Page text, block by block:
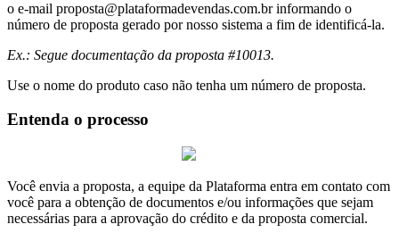
o e-mail proposta@plataformadevendas.com.brinformando o
número de proposta gerado por nosso sistema a fim de identificá-la.
Ex.: Segue documentação da proposta #10013.
Use o nome do produto caso não tenha um número de proposta.
Entenda o processo
Você envia a proposta, a equipe da Plataforma entra em contato com
você para a obtenção de documentos e/ou informações que sejam
necessárias para a aprovação do crédito e da proposta comercial.